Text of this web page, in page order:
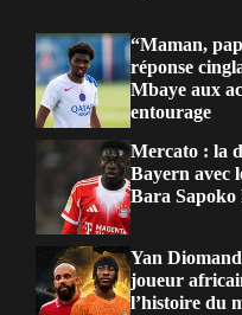
“Maman,
réponse
Mbaye aux
entourage
Mercato : la
Bayern avec
Bara Sapoko
Yan
joueur
l’histoire du